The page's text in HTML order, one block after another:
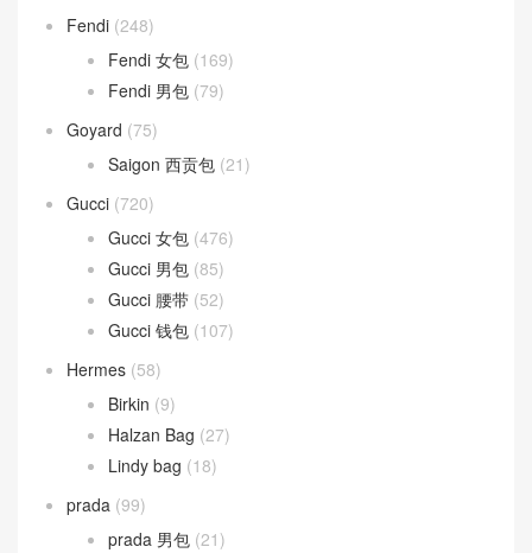
Fendi (248)
Fendi 女包 (169)
Fendi 男包 (79)
Goyard (75)
Saigon 西贡包 (21)
Gucci (720)
Gucci 女包 (476)
Gucci 男包 (85)
Gucci 腰带 (52)
Gucci 钱包 (107)
Hermes (58)
Birkin (9)
Halzan Bag (27)
Lindy bag (18)
prada (99)
prada 男包 (21)